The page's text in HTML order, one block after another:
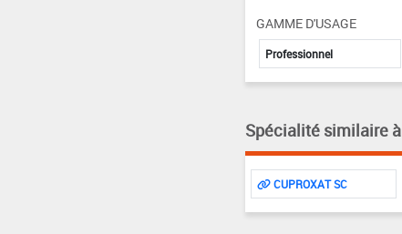
GAMME D'USAGE
Professionnel
Spécialité similaire à
CUPROXAT SC